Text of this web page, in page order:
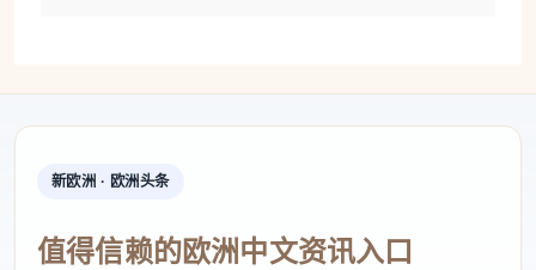
新欧洲 · 欧洲头条
值得信赖的欧洲中文资讯入口